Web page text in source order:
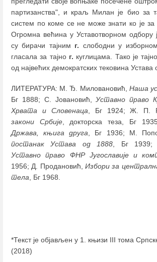
партизанства", и краљ Милан је био за
систем по коме се не може знати ко је за
Огромна већина у Уставотворном одбору
су бирачи тајним г. слободни у
гласала за тајно г. куглицама. Тако је тајно
од највећих демократских тековина Устава
ЛИТЕРАТУРА: М. Ђ. Миловановић, Наша
Бг 1888; С. Јовановић,Уставно право
Хрвата и Словенаца, Бг 1924; Ж. П.
закони Србије, докторска теза, Бг
Држава, књига друга, Бг 1936; М.
постанак Устава од 1888, Бг 1939;
Уставно право ФНР Југославије и
1956; Д. Продановић, Избори за
тела, Бг 1968.
*Текст је објављен у 1. књизи III тома
(2018)